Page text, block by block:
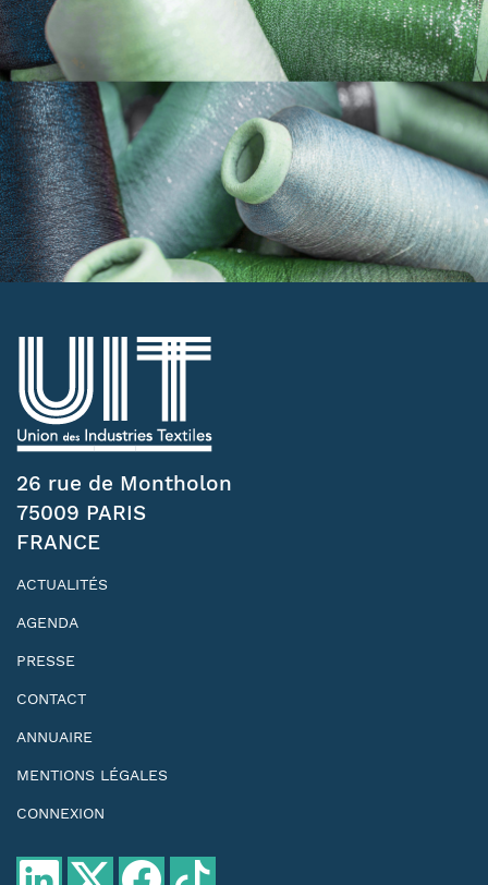
26 rue de Montholon
75009 PARIS
FRANCE
ACTUALITÉS
AGENDA
PRESSE
CONTACT
ANNUAIRE
MENTIONS LÉGALES
CONNEXION